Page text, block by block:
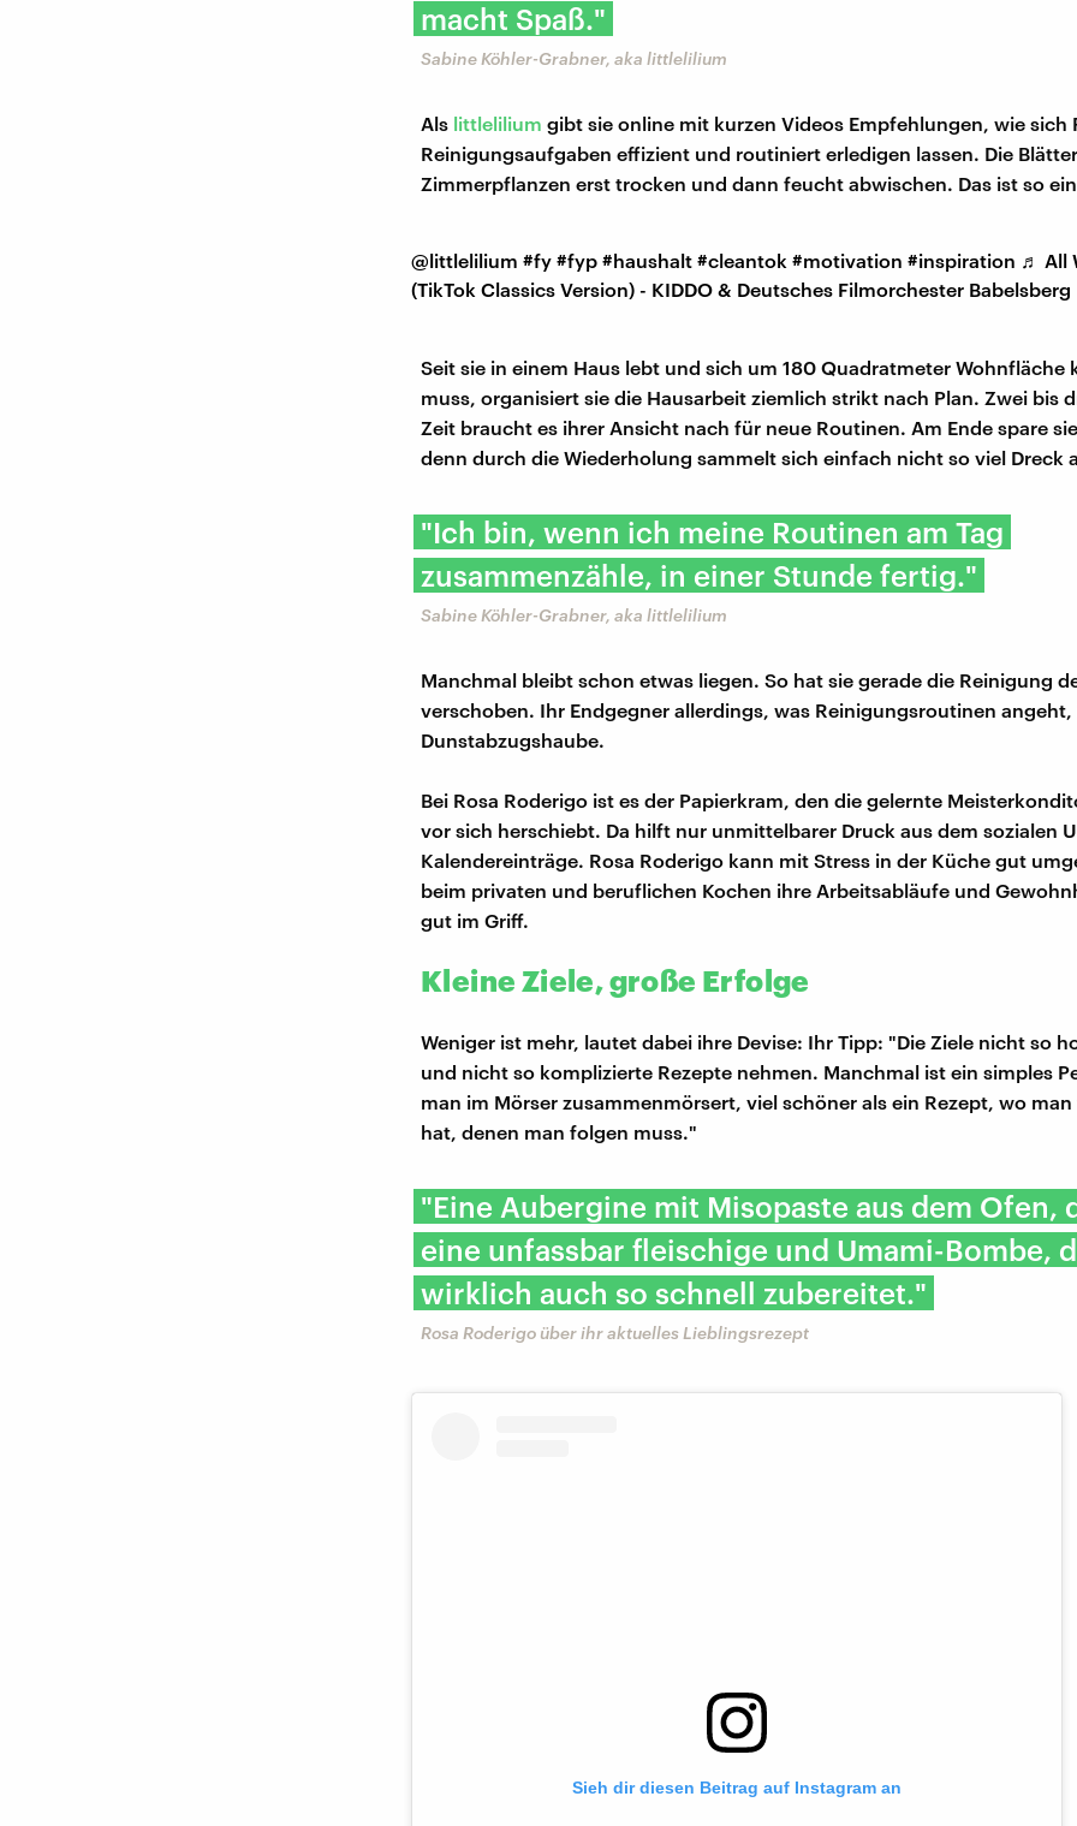
macht Spaß."
Sabine Köhler-Grabner, aka littlelilium
Als littlelilium gibt sie online mit kurzen Videos Empfehlungen, wie sich
Reinigungsaufgaben effizient und routiniert erledigen lassen. Die
Zimmerpflanzen erst trocken und dann feucht abwischen. Das ist so
@littlelilium #fy #fyp #haushalt #cleantok #motivation #inspiration ♬ All
(TikTok Classics Version) - KIDDO & Deutsches Filmorchester Babelsberg
Seit sie in einem Haus lebt und sich um 180 Quadratmeter Wohnfläche
muss, organisiert sie die Hausarbeit ziemlich strikt nach Plan. Zwei bis
Zeit braucht es ihrer Ansicht nach für neue Routinen. Am Ende spare
denn durch die Wiederholung sammelt sich einfach nicht so viel Dreck
"Ich bin, wenn ich meine Routinen am Tag
zusammenzähle, in einer Stunde fertig."
Sabine Köhler-Grabner, aka littlelilium
Manchmal bleibt schon etwas liegen. So hat sie gerade die Reinigung
verschoben. Ihr Endgegner allerdings, was Reinigungsroutinen angeht,
Dunstabzugshaube.
Bei Rosa Roderigo ist es der Papierkram, den die gelernte
vor sich herschiebt. Da hilft nur unmittelbarer Druck aus dem sozialen
Kalendereinträge. Rosa Roderigo kann mit Stress in der Küche gut
beim privaten und beruflichen Kochen ihre Arbeitsabläufe und
gut im Griff.
Kleine Ziele, große Erfolge
Weniger ist mehr, lautet dabei ihre Devise: Ihr Tipp: "Die Ziele nicht so
und nicht so komplizierte Rezepte nehmen. Manchmal ist ein simples
man im Mörser zusammenmörsert, viel schöner als ein Rezept, wo man
hat, denen man folgen muss."
"Eine Aubergine mit Misopaste aus dem Ofen,
eine unfassbar fleischige und Umami-Bombe,
wirklich auch so schnell zubereitet."
Rosa Roderigo über ihr aktuelles Lieblingsrezept
Sieh dir diesen Beitrag auf Instagram an